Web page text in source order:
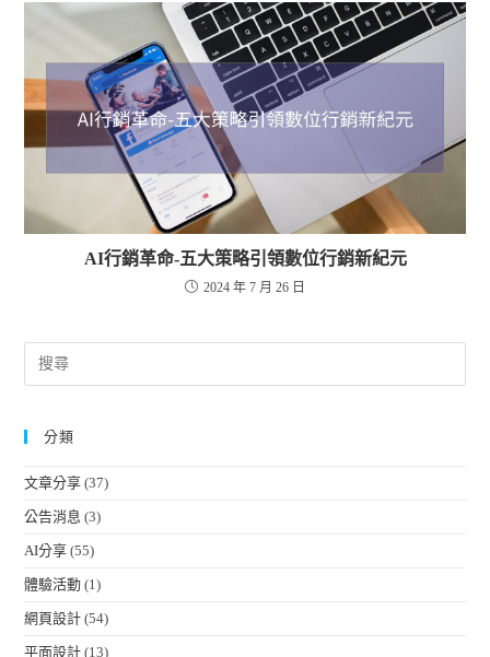
AI行銷革命-五大策略引領數位行銷新紀元
2024 年 7 月 26 日
分類
文章分享 (37)
公告消息 (3)
AI分享 (55)
體驗活動 (1)
網頁設計 (54)
平面設計 (13)